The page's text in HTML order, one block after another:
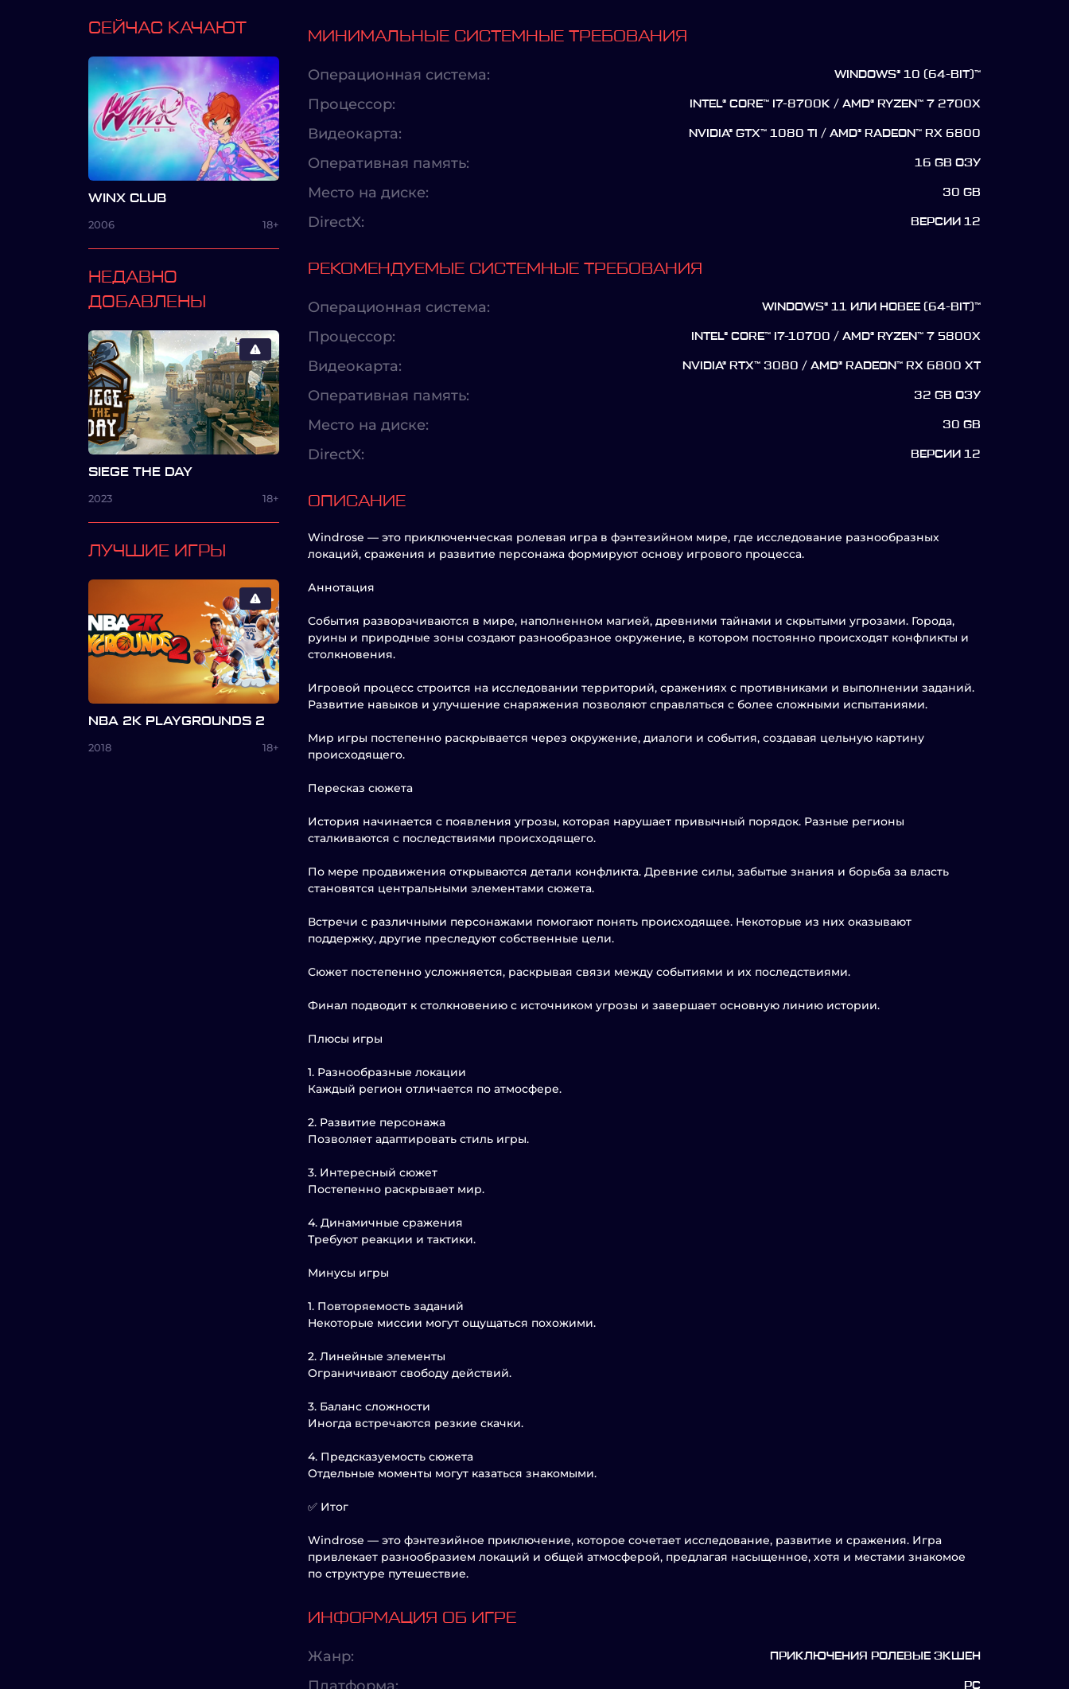
СЕЙЧАС КАЧАЮТ
WINX CLUB
2006 18+
НЕДАВНО
ДОБАВЛЕНЫ
SIEGE THE DAY
2023 18+
ЛУЧШИЕ ИГРЫ
NBA 2K PLAYGROUNDS 2
2018 18+
МИНИМАЛЬНЫЕ СИСТЕМНЫЕ ТРЕБОВАНИЯ
Операционная система: WINDOWS® 10 (64-BIT)™
Процессор: INTEL® CORE™ I7-8700K / AMD® RYZEN™ 7 2700X
Видеокарта: NVIDIA® GTX™ 1080 TI / AMD® RADEON™ RX 6800
Оперативная память: 16 GB ОЗУ
Место на диске: 30 GB
DirectX: ВЕРСИИ 12
РЕКОМЕНДУЕМЫЕ СИСТЕМНЫЕ ТРЕБОВАНИЯ
Операционная система: WINDOWS® 11 ИЛИ НОВЕЕ (64-BIT)™
Процессор: INTEL® CORE™ I7-10700 / AMD® RYZEN™ 7 5800X
Видеокарта: NVIDIA® RTX™ 3080 / AMD® RADEON™ RX 6800 XT
Оперативная память: 32 GB ОЗУ
Место на диске: 30 GB
DirectX: ВЕРСИИ 12
ОПИСАНИЕ
Windrose — это приключенческая ролевая игра в фэнтезийном мире, где исследование разнообразных
локаций, сражения и развитие персонажа формируют основу игрового процесса.
Аннотация
События разворачиваются в мире, наполненном магией, древними тайнами и скрытыми угрозами. Города,
руины и природные зоны создают разнообразное окружение, в котором постоянно происходят конфликты и
столкновения.
Игровой процесс строится на исследовании территорий, сражениях с противниками и выполнении заданий.
Развитие навыков и улучшение снаряжения позволяют справляться с более сложными испытаниями.
Мир игры постепенно раскрывается через окружение, диалоги и события, создавая цельную картину
происходящего.
Пересказ сюжета
История начинается с появления угрозы, которая нарушает привычный порядок. Разные регионы
сталкиваются с последствиями происходящего.
По мере продвижения открываются детали конфликта. Древние силы, забытые знания и борьба за власть
становятся центральными элементами сюжета.
Встречи с различными персонажами помогают понять происходящее. Некоторые из них оказывают
поддержку, другие преследуют собственные цели.
Сюжет постепенно усложняется, раскрывая связи между событиями и их последствиями.
Финал подводит к столкновению с источником угрозы и завершает основную линию истории.
Плюсы игры
1. Разнообразные локации
Каждый регион отличается по атмосфере.
2. Развитие персонажа
Позволяет адаптировать стиль игры.
3. Интересный сюжет
Постепенно раскрывает мир.
4. Динамичные сражения
Требуют реакции и тактики.
Минусы игры
1. Повторяемость заданий
Некоторые миссии могут ощущаться похожими.
2. Линейные элементы
Ограничивают свободу действий.
3. Баланс сложности
Иногда встречаются резкие скачки.
4. Предсказуемость сюжета
Отдельные моменты могут казаться знакомыми.
✅ Итог
Windrose — это фэнтезийное приключение, которое сочетает исследование, развитие и сражения. Игра
привлекает разнообразием локаций и общей атмосферой, предлагая насыщенное, хотя и местами знакомое
по структуре путешествие.
ИНФОРМАЦИЯ ОБ ИГРЕ
Жанр: ПРИКЛЮЧЕНИЯ РОЛЕВЫЕ ЭКШЕН
PC